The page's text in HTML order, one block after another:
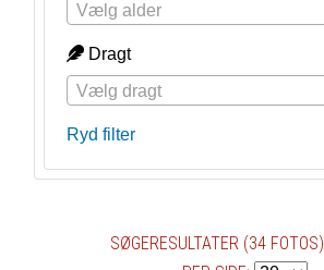
Vælg alder
Dragt
Vælg dragt
Ryd filter
SØGERESULTATER (34 FOTOS)